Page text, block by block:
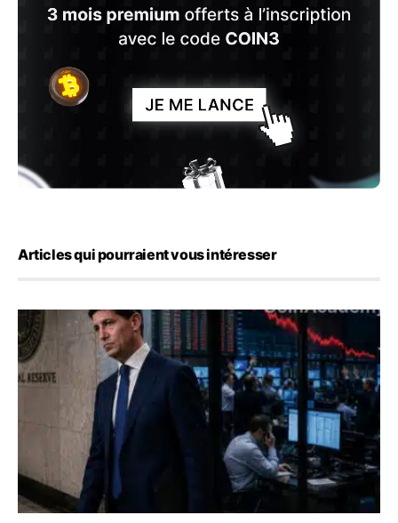
Articles qui pourraient vous intéresser
Kevin Warsh maintient sa communication minimaliste